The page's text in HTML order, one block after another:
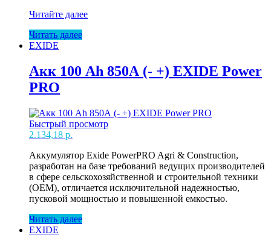
Акк
Ah
720А
+)
EXIDE
Prem
2.0
низкий
Читайте далее
Читать далее
EXIDE
Акк 100 Ah 850А (- +) EXIDE Power
PRO
Быстрый просмотр
2.134,18 р.
Аккумулятор Exide PowerPRO Agri & Construction,
разработан на базе требований ведущих производителей
в сфере сельскохозяйственной и строительной техники
(OEM), отличается исключительной надежностью,
пусковой мощностью и повышенной емкостью.
Читать далее
EXIDE